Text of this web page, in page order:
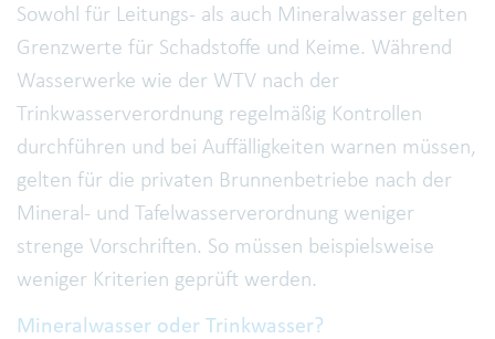
Sowohl für Leitungs- als auch Mineralwasser gelten
Grenzwerte für Schadstoffe und Keime. Während
Wasserwerke wie der WTV nach der
Trinkwasserverordnung regelmäßig Kontrollen
durchführen und bei Auffälligkeiten warnen müssen,
gelten für die privaten Brunnenbetriebe nach der
Mineral- und Tafelwasserverordnung weniger
strenge Vorschriften. So müssen beispielsweise
weniger Kriterien geprüft werden.
Mineralwasser oder Trinkwasser?